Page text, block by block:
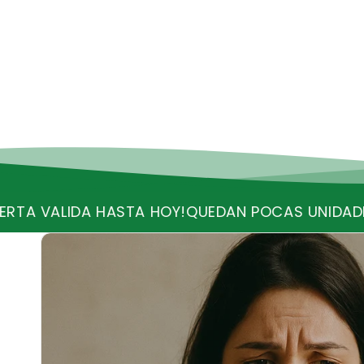
QUEDAN POCAS UNIDADESRECIBE ENVIO GRATIS